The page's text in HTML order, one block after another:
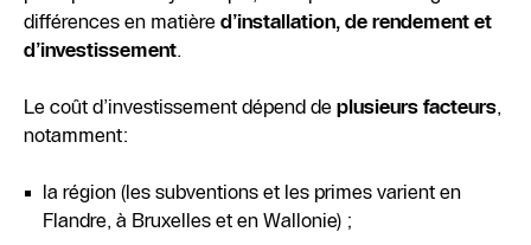
différences en matière d’installation, de rendement et
d’investissement.
Le coût d’investissement dépend de plusieurs facteurs,
notamment:
la région (les subventions et les primes varient en
Flandre, à Bruxelles et en Wallonie) ;